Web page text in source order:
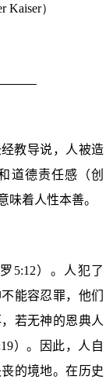
Kaiser）
教导说，人被造
道德责任感（创
味着人性本善。
5:12）。人犯了
能容忍罪，他们
若无神的恩典人
）。因此，人自
的境地。在历史